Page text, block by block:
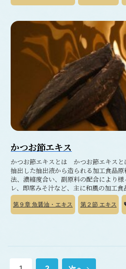
かつお節エキス
かつお節エキスとは かつお節エキスと
抽出した抽出液から造られる加工食品
法、濃縮度合い、副原料の配合により
レ、即席みそ汁など、主に和風の加工
第９章 魚醤油・エキス 第２節エキス